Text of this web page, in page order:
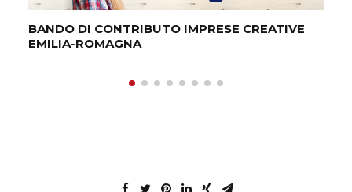
BANDO DI CONTRIBUTO IMPRESE CREATIVE
EMILIA-ROMAGNA